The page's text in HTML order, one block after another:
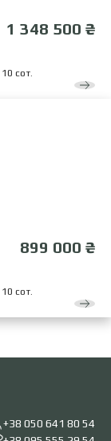
1 348 500 ₴
10 сот.
899 000 ₴
10 сот.
+38 050 641 80 54